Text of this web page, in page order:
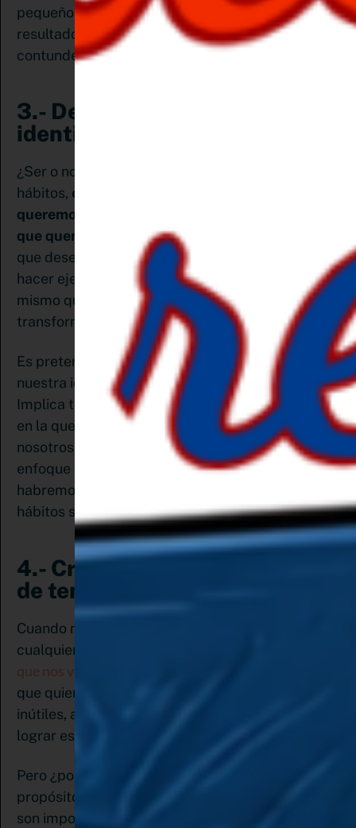
pequeño y repetido muchas veces puede lograr
resultados que marquen una diferencia
contundente en nuestras vidas.
3.- Define y fortalece tu
identidad
¿Ser o no ser? Cuando queremos cambiar
hábitos, es más importante definir lo que
queremos ser en lugar de concentrarnos en lo
que queremos lograr.Por ejemplo, una persona
que desea mejorar su condición física quiere
hacer ejercicio o ser una persona sana? No es lo
mismo querer leer x cantidad de libros que
transformarnos en lectores, ¿cierto?
Es pretender mucho tal vez, porque hacer que
nuestra identidad evolucione es más profundo.
Implica transformar nuestras creencias, la forma
en la que vemos al mundo y lo que percibimos de
nosotros mismos. Pero si logramos cambiar el
enfoque y asumir este tipo de transformación,
habremos remontado la meseta y cambiar
hábitos será más sencillo.
4.- Crea un sistema en lugar
de tener metas
Cuando nos planteamos hacer una mejora en
cualquier aspecto de nuestras vidas
que nos viene a la cabeza es establecer los objetivos
que quiero alcanzar y no es que las metas sean
inútiles, al contrario, nos sirven de guía para
lograr esos cambios.
Pero ¿por qué te he propuesto no hacer
propósitos de año nuevo esta vez si los objetivos
son importantes?